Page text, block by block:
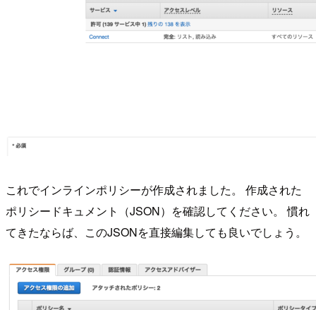
これでインラインポリシーが作成されました。 作成された
ポリシードキュメント（JSON）を確認してください。 慣れ
てきたならば、このJSONを直接編集しても良いでしょう。